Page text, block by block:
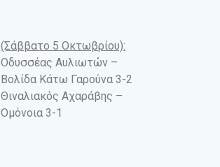
(Σάββατο 5 Οκτωβρίου):
Οδυσσέας Αυλιωτών –
Βολίδα Κάτω Γαρούνα 3-2
Θιναλιακός Αχαράβης –
Ομόνοια 3-1